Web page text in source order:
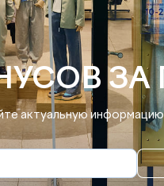
актуальную информацию